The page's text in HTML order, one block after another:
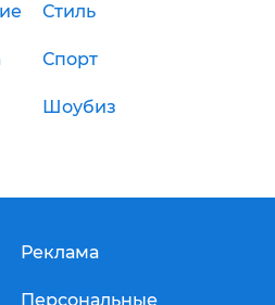
Стиль
Спорт
Шоубиз
Реклама
Персональные